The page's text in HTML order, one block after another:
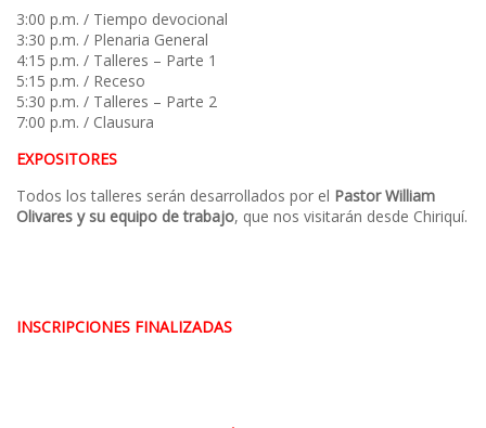
3:00 p.m. / Tiempo devocional
3:30 p.m. / Plenaria General
4:15 p.m. / Talleres – Parte 1
5:15 p.m. / Receso
5:30 p.m. / Talleres – Parte 2
7:00 p.m. / Clausura
EXPOSITORES
Todos los talleres serán desarrollados por el Pastor William
Olivares y su equipo de trabajo, que nos visitarán desde Chiriquí.
INSCRIPCIONES FINALIZADAS